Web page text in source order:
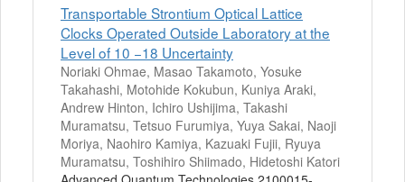
Transportable Strontium Optical Lattice
Clocks Operated Outside Laboratory at the
Level of 10 −18 Uncertainty
Noriaki Ohmae, Masao Takamoto, Yosuke
Takahashi, Motohide Kokubun, Kuniya Araki,
Andrew Hinton, Ichiro Ushijima, Takashi
Muramatsu, Tetsuo Furumiya, Yuya Sakai, Naoji
Moriya, Naohiro Kamiya, Kazuaki Fujii, Ryuya
Muramatsu, Toshihiro Shiimado, Hidetoshi Katori